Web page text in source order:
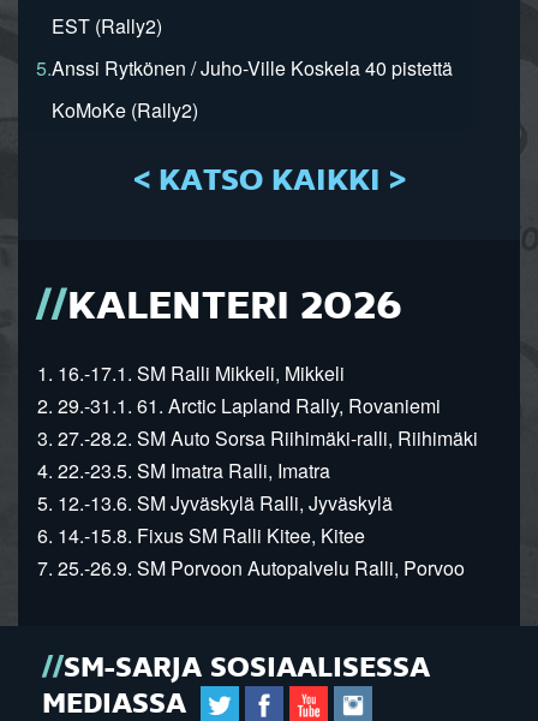
EST (Rally2)
5.Anssi Rytkönen / Juho-Ville Koskela 40 pistettä
KoMoKe (Rally2)
< KATSO KAIKKI >
KALENTERI 2026
1. 16.-17.1. SM Ralli Mikkeli, Mikkeli
2. 29.-31.1. 61. Arctic Lapland Rally, Rovaniemi
3. 27.-28.2. SM Auto Sorsa Riihimäki-ralli, Riihimäki
4. 22.-23.5. SM Imatra Ralli, Imatra
5. 12.-13.6. SM Jyväskylä Ralli, Jyväskylä
6. 14.-15.8. Fixus SM Ralli Kitee, Kitee
7. 25.-26.9. SM Porvoon Autopalvelu Ralli, Porvoo
SM-SARJA SOSIAALISESSA
MEDIASSA